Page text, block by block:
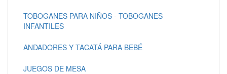
TOBOGANES PARA NIÑOS - TOBOGANES
INFANTILES
ANDADORES Y TACATÁ PARA BEBÉ
JUEGOS DE MESA